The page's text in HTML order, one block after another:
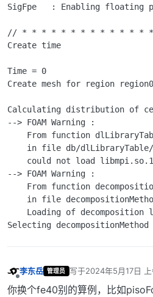
SigFpe   : Enabling floating
// * * * * * * * * * * * * *
Create time
Time = 0
Create mesh for region region0
Calculating distribution of
--> FOAM Warning :
From function
in file db/
could not load
--> FOAM Warning :
From function
in file
Loading of decomposition
Selecting
李东岳 管理员 写于2024年5月17日
最后由 编辑
你换个fe40别的算例，比如